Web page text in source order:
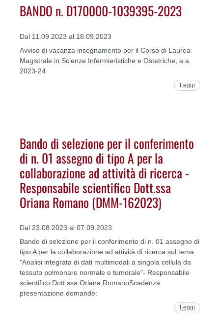
BANDO n. D170000-1039395-2023
Dal 11.09.2023 al 18.09.2023
Avviso di vacanza insegnamento per il Corso di Laurea
Magistrale in Scienze Infermieristiche e Ostetriche, a.a.
2023-24
Leggi
Bando di selezione per il conferimento
di n. 01 assegno di tipo A per la
collaborazione ad attività di ricerca -
Responsabile scientifico Dott.ssa
Oriana Romano (DMM-162023)
Dal 23.08.2023 al 07.09.2023
Bando di selezione per il conferimento di n. 01 assegno di
tipo A per la collaborazione ad attività di ricerca sul tema
"Analisi integrata di dati multimodali a singola cellula da
tessuto polmonare normale e tumorale"- Responsabile
scientifico Dott.ssa Oriana RomanoScadenza
presentazione domande:
Leggi